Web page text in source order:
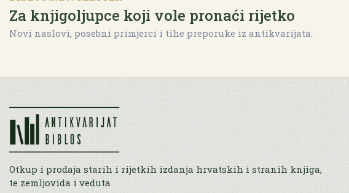
Za knjigoljupce koji vole pronaći rijetko
Novi naslovi, posebni primjerci i tihe preporuke iz antikvarijata.
Otkup i prodaja starih i rijetkih izdanja hrvatskih i stranih knjiga,
te zemljovida i veduta